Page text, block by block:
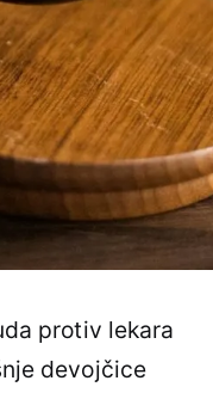
protiv lekara
devojčice